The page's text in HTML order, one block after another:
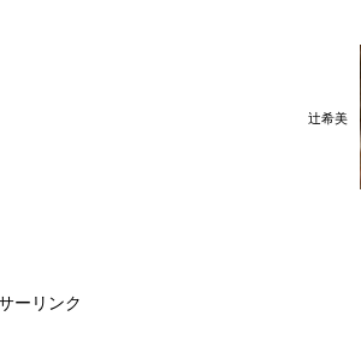
辻希美
ーリンク